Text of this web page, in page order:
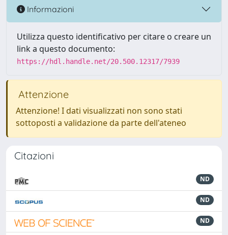
Informazioni
Utilizza questo identificativo per citare o creare un
link a questo documento:
https://hdl.handle.net/20.500.12317/7939
Attenzione
Attenzione! I dati visualizzati non sono stati
sottoposti a validazione da parte dell'ateneo
Citazioni
ND
ND
ND